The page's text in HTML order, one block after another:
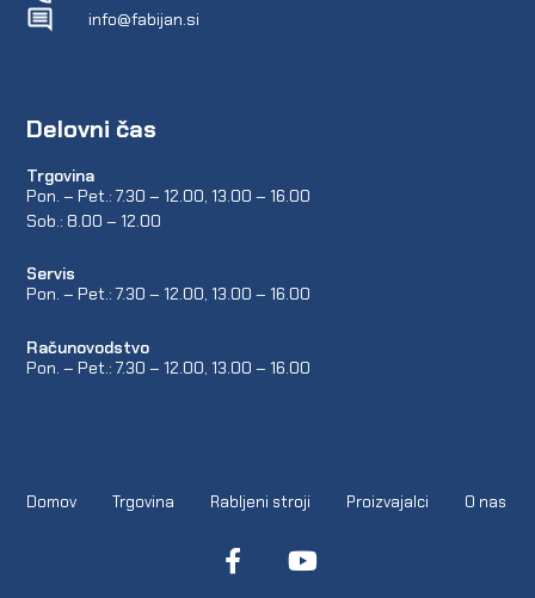
info@fabijan.si
Delovni čas
Trgovina
Pon. – Pet.: 7.30 – 12.00, 13.00 – 16.00
Sob.: 8.00 – 12.00
Servis
Pon. – Pet.: 7.30 – 12.00, 13.00 – 16.00
Računovodstvo
Pon. – Pet.: 7.30 – 12.00, 13.00 – 16.00
Domov Trgovina Rabljeni stroji Proizvajalci O nas